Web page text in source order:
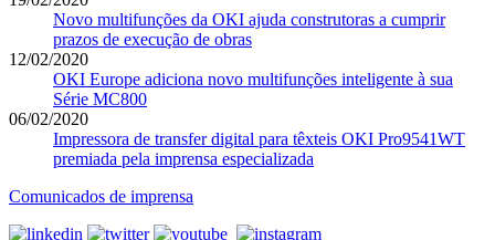
Novo multifunções da OKI ajuda construtoras a cumprir
prazos de execução de obras
12/02/2020
OKI Europe adiciona novo multifunções inteligente à sua
Série MC800
06/02/2020
Impressora de transfer digital para têxteis OKI Pro9541WT
premiada pela imprensa especializada
Comunicados de imprensa